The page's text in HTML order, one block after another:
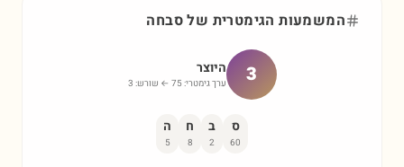
המשמעות הגימטרית שלסבחה
3 היוצר
ערך גימטרי: 75 ← שורש: 3
ס
60
ב
2
ח
8
ה
5